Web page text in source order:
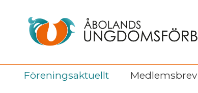
Föreningsaktuellt Medlemsbrev